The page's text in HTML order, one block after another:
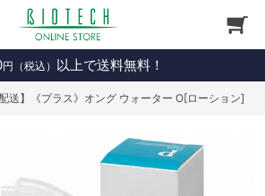
円（税込） 以上で送料無料！
配送】《プラス》オング ウォーター O[ローション]